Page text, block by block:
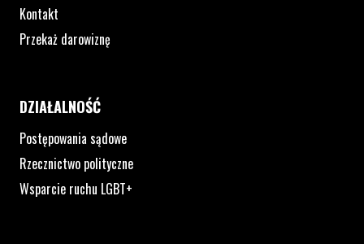
Kontakt
Przekaż darowiznę
DZIAŁALNOŚĆ
Postępowania sądowe
Rzecznictwo polityczne
Wsparcie ruchu LGBT+